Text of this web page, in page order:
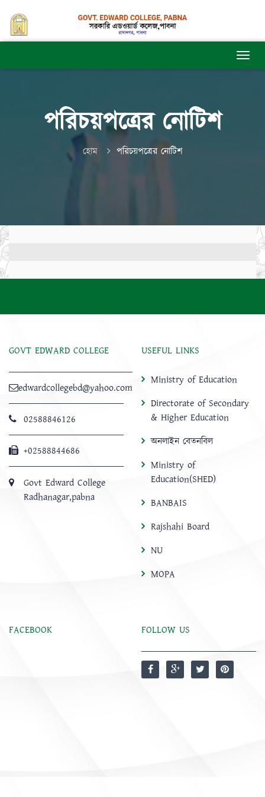
পরিচয়পত্রের নোটিশ
হোম পরিচয়পত্রের নোটিশ
GOVT EDWARD COLLEGE
edwardcollegebd@yahoo.com
02588846126
+02588844686
Govt Edward College
Radhanagar,pabna
USEFUL LINKS
Ministry of Education
Directorate of Secondary
& Higher Education
অনলাইন বেতনবিল
Ministry of
Education(SHED)
BANBAIS
Rajshahi Board
NU
MOPA
FACEBOOK FOLLOW US